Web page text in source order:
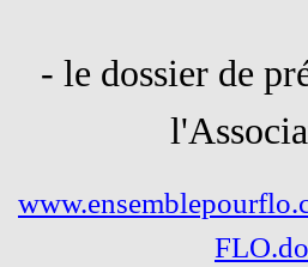
- le dossier de